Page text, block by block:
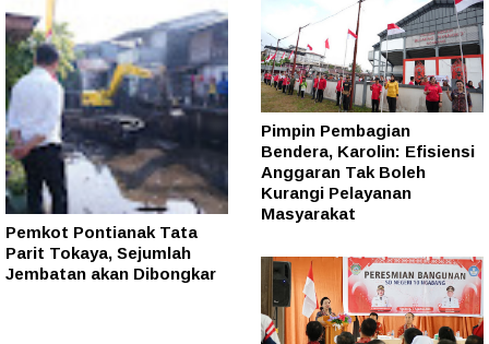
Pemkot Pontianak Tata
Parit Tokaya, Sejumlah
Jembatan akan Dibongkar
Pimpin Pembagian
Bendera, Karolin: Efisiensi
Anggaran Tak Boleh
Kurangi Pelayanan
Masyarakat